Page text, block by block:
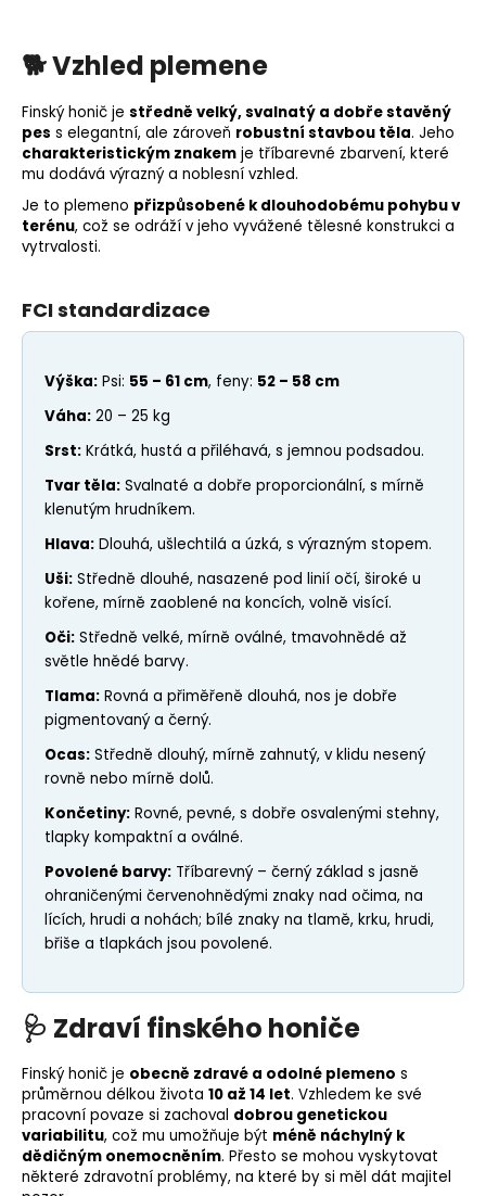
🐕 Vzhled plemene
Finský honič je středně velký, svalnatý a dobře stavěný
pes s elegantní, ale zároveň robustní stavbou těla. Jeho
charakteristickým znakem je tříbarevné zbarvení, které
mu dodává výrazný a noblesní vzhled.
Je to plemeno přizpůsobené k dlouhodobému pohybu v
terénu, což se odráží v jeho vyvážené tělesné konstrukci a
vytrvalosti.
FCI standardizace
Výška: Psi: 55 – 61 cm, feny: 52 – 58 cm
Váha: 20 – 25 kg
Srst: Krátká, hustá a přiléhavá, s jemnou podsadou.
Tvar těla: Svalnaté a dobře proporcionální, s mírně
klenutým hrudníkem.
Hlava: Dlouhá, ušlechtilá a úzká, s výrazným stopem.
Uši: Středně dlouhé, nasazené pod linií očí, široké u
kořene, mírně zaoblené na koncích, volně visící.
Oči: Středně velké, mírně oválné, tmavohnědé až
světle hnědé barvy.
Tlama: Rovná a přiměřeně dlouhá, nos je dobře
pigmentovaný a černý.
Ocas: Středně dlouhý, mírně zahnutý, v klidu nesený
rovně nebo mírně dolů.
Končetiny: Rovné, pevné, s dobře osvalenými stehny,
tlapky kompaktní a oválné.
Povolené barvy: Tříbarevný – černý základ s jasně
ohraničenými červenohnědými znaky nad očima, na
lících, hrudi a nohách; bílé znaky na tlamě, krku, hrudi,
břiše a tlapkách jsou povolené.
🩺 Zdraví finského honiče
Finský honič je obecně zdravé a odolné plemeno s
průměrnou délkou života 10 až 14 let. Vzhledem ke své
pracovní povaze si zachoval dobrou genetickou
variabilitu, což mu umožňuje být méně náchylný k
dědičným onemocněním. Přesto se mohou vyskytovat
některé zdravotní problémy, na které by si měl dát majitel